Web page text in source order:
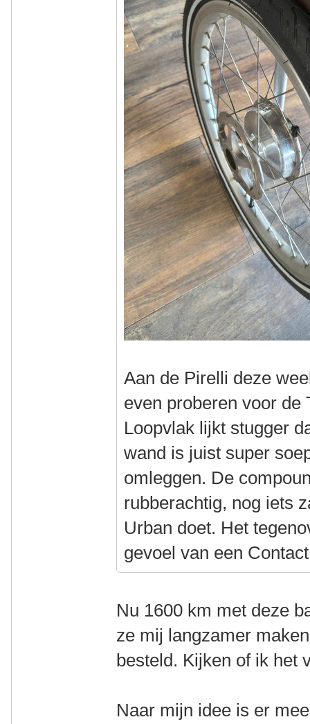
Aan de Pirelli deze
even proberen voor
Loopvlak lijkt stugger
wand is juist super
omleggen. De
rubberachtig, nog iets
Urban doet. Het
gevoel van een
Nu 1600 km met deze
ze mij langzamer
besteld. Kijken of ik het
Naar mijn idee is er